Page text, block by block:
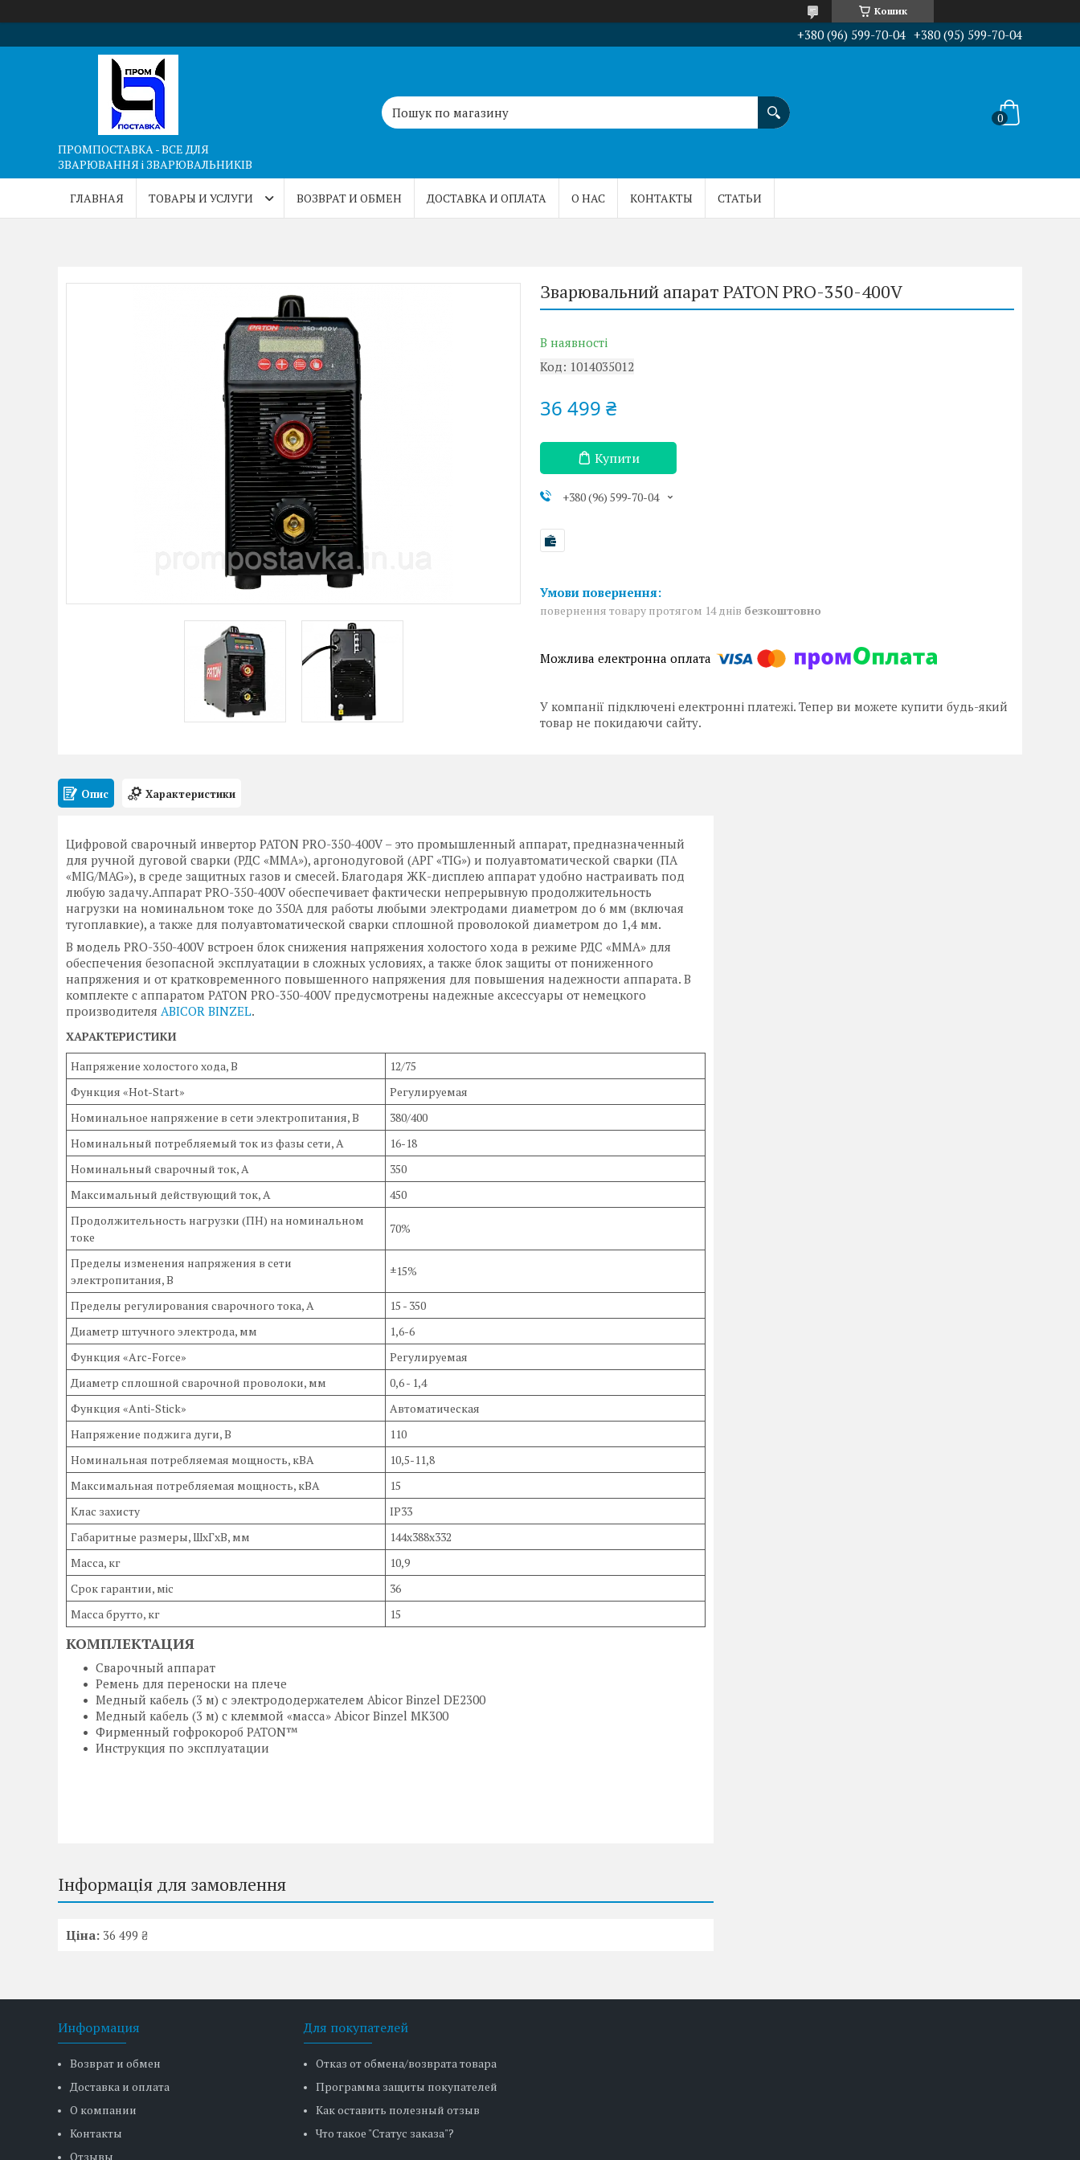
Кошик
+380 (96) 599-70-04 +380 (95) 599-70-04
ПРОМПОСТАВКА - ВСЕ ДЛЯ
ЗВАРЮВАННЯ і ЗВАРЮВАЛЬНИКІВ
ГЛАВНАЯ ТОВАРЫ И УСЛУГИ ВОЗВРАТ И ОБМЕН ДОСТАВКА И ОПЛАТА О НАС КОНТАКТЫ СТАТЬИ
Зварювальний апарат PATON PRO-350-400V
В наявності
Код: 1014035012
36 499 ₴
Купити
+380 (96) 599-70-04
повернення товару протягом 14 днів безкоштовно
У компанії підключені електронні платежі. Тепер ви можете купити будь-який
товар не покидаючи сайту.
Опис Характеристики
Цифровой сварочный инвертор PATON PRO-350-400V – это промышленный аппарат, предназначенный
для ручной дуговой сварки (РДС «MMA»), аргонодуговой (АРГ «TIG») и полуавтоматической сварки (ПА
«MIG/MAG»), в среде защитных газов и смесей. Благодаря ЖК-дисплею аппарат удобно настраивать под
любую задачу.Аппарат PRO-350-400V обеспечивает фактически непрерывную продолжительность
нагрузки на номинальном токе до 350А для работы любыми электродами диаметром до 6 мм (включая
тугоплавкие), а также для полуавтоматической сварки сплошной проволокой диаметром до 1,4 мм.
В модель PRO-350-400V встроен блок снижения напряжения холостого хода в режиме РДС «MMA» для
обеспечения безопасной эксплуатации в сложных условиях, а также блок защиты от пониженного
напряжения и от кратковременного повышенного напряжения для повышения надежности аппарата. В
комплекте с аппаратом PATON PRO-350-400V предусмотрены надежные аксессуары от немецкого
производителя ABICOR BINZEL.
ХАРАКТЕРИСТИКИ
Напряжение холостого хода, В
12/75
Функция «Hot-Start»
Регулируемая
Номинальное напряжение в сети электропитания, В
380/400
Номинальный потребляемый ток из фазы сети, А
16-18
Номинальный сварочный ток, А
350
Максимальный действующий ток, А
450
Продолжительность нагрузки (ПН) на номинальном
токе
70%
Пределы изменения напряжения в сети
электропитания, В
±15%
Пределы регулирования сварочного тока, А
15 - 350
Диаметр штучного электрода, мм
1,6-6
Функция «Arc-Force»
Регулируемая
Диаметр сплошной сварочной проволоки, мм
0,6 - 1,4
Функция «Anti-Stick»
Автоматическая
Напряжение поджига дуги, В
110
Номинальная потребляемая мощность, кВА
10,5-11,8
Максимальная потребляемая мощность, кВA
15
Клас захисту
IP33
Габаритные размеры, ШxГxВ, мм
144х388х332
Масса, кг
10,9
Срок гарантии, міс
36
Масса брутто, кг
15
КОМПЛЕКТАЦИЯ
Сварочный аппарат
Ремень для переноски на плече
Медный кабель (3 м) с электрододержателем Abicor Binzel DE2300
Медный кабель (3 м) с клеммой «масса» Abicor Binzel МК300
Фирменный гофрокороб PATON™
Инструкция по эксплуатации
Інформація для замовлення
Ціна: 36 499 ₴
Информация
Возврат и обмен
Доставка и оплата
О компании
Контакты
Отзывы
Для покупателей
Отказ от обмена/возврата товара
Программа защиты покупателей
Как оставить полезный отзыв
Что такое "Статус заказа"?